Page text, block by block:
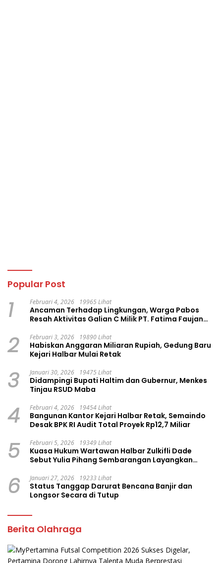
Popular Post
1 Februari 4, 2026 19965 Lihat
Ancaman Terhadap Lingkungan, Warga Pabos
Resah Aktivitas Galian C Milik PT. Fatima Faujan
2 Februari 3, 2026 19890 Lihat
Habiskan Anggaran Miliaran Rupiah, Gedung Baru
Kejari Halbar Mulai Retak
3 Januari 30, 2026 19475 Lihat
Didampingi Bupati Haltim dan Gubernur, Menkes
Tinjau RSUD Maba
4 Februari 4, 2026 19454 Lihat
Bangunan Kantor Kejari Halbar Retak, Semaindo
Desak BPK RI Audit Total Proyek Rp12,7 Miliar
5 Februari 5, 2026 19349 Lihat
Kuasa Hukum Wartawan Halbar Zulkifli Dade
Sebut Yulia Pihang Sembarangan Layangkan
6 Januari 27, 2026 19233 Lihat
Status Tanggap Darurat Bencana Banjir dan
Longsor Secara di Tutup
Berita Olahraga